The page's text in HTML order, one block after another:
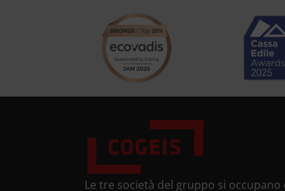
Le tre società del gruppo si